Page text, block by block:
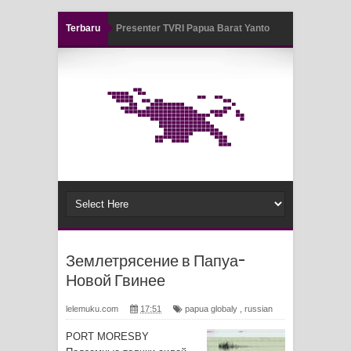
Terbaru Presenter TVRI Papua Barat Yanto
Air Terjun Memti Pesona Tersembunyi
Pencarian Hari Keenam Korban
Hanyut di Air Terjun Memti Belum
Hasil, Polisi Periksa Saksi dan
Tiga Kasus Pencurian Dan
Mengamankan Satu Tersangka Di
Kota Jayapura
Землетрясение в Папуа-
Новой Гвинее
lelemuku.com 17:51 papua globaly russian
PORT MORESBY